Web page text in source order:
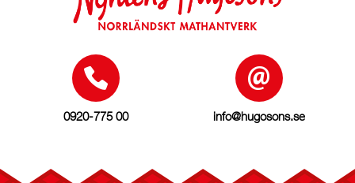
0920-775 00 info@hugosons.se